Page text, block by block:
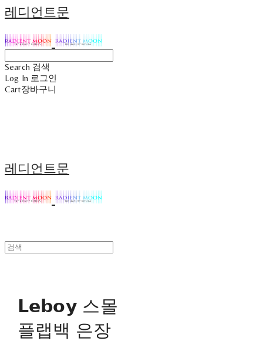
레디언트문
Search 검색
Log In 로그인
Cart장바구니
레디언트문
𝗟𝗲𝗯𝗼𝘆 스몰
플랩백 은장